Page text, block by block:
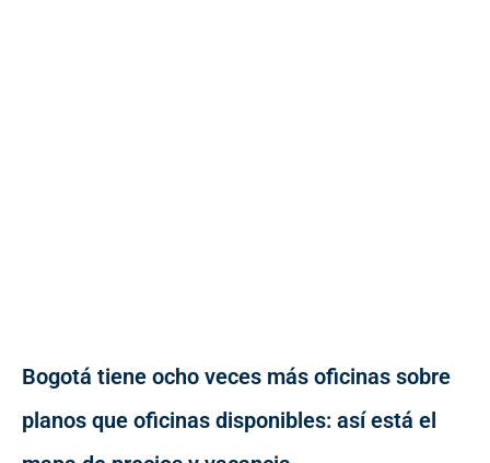
Bogotá tiene ocho veces más oficinas sobre
planos que oficinas disponibles: así está el